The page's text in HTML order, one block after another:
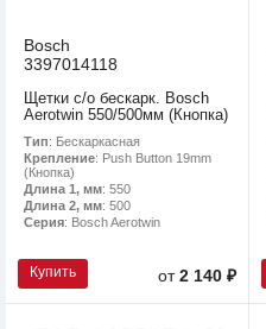
Bosch
3397014118
Щетки с/о бескарк. Bosch
Aerotwin 550/500мм (Кнопка)
Тип: Бескаркасная
Крепление: Push Button 19mm
(Кнопка)
Длина 1, мм: 550
Длина 2, мм: 500
Серия: Bosch Aerotwin
Купить от2 140 ₽